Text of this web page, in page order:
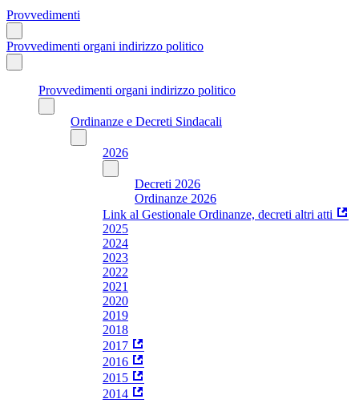
Provvedimenti
Provvedimenti organi indirizzo politico
Provvedimenti organi indirizzo politico
Ordinanze e Decreti Sindacali
2026
Decreti 2026
Ordinanze 2026
Link al Gestionale Ordinanze, decreti altri atti
2025
2024
2023
2022
2021
2020
2019
2018
2017
2016
2015
2014